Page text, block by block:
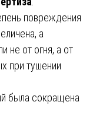
повреждения
а
не от огня, а от
при тушении
была сокращена